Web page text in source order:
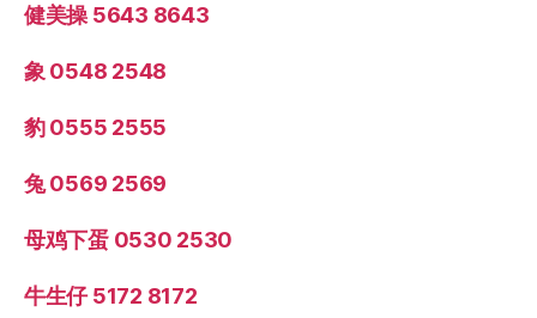
健美操 5643 8643
象 0548 2548
豹 0555 2555
兔 0569 2569
母鸡下蛋 0530 2530
牛生仔 5172 8172